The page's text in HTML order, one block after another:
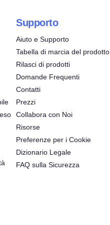
Supporto
Aiuto e Supporto
Tabella di marcia del prodotto
Rilasci di prodotti
Domande Frequenti
Contatti
Prezzi
Collabora con Noi
Risorse
Preferenze per i Cookie
Dizionario Legale
FAQ sulla Sicurezza